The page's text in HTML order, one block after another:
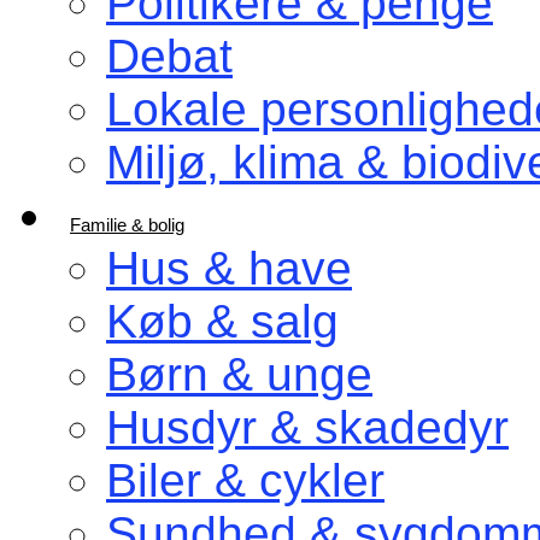
Debat
Lokale
Miljø, klima &
Familie & bolig
Hus & have
Køb & salg
Børn & unge
Husdyr & skadedyr
Biler & cykler